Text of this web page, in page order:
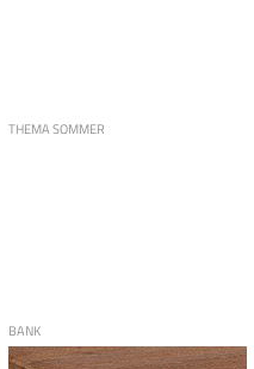
THEMA SOMMER
BANK